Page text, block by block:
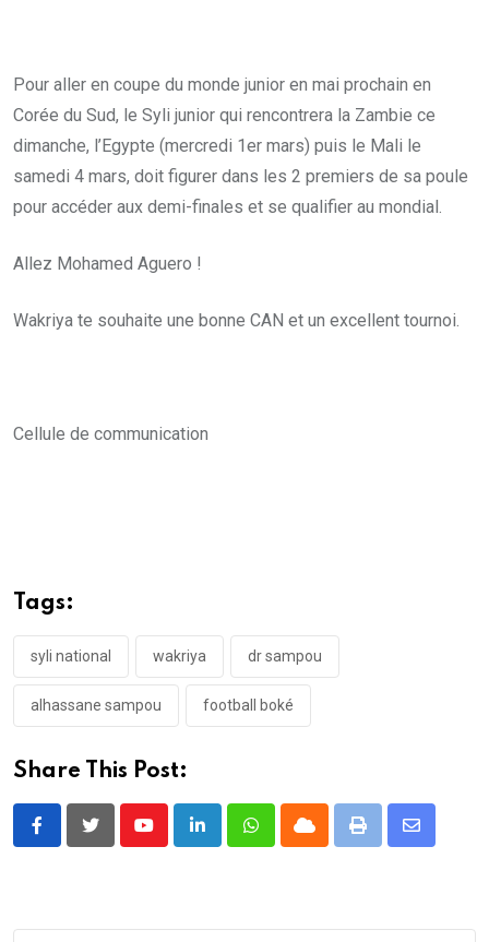
Pour aller en coupe du monde junior en mai prochain en
Corée du Sud, le Syli junior qui rencontrera la Zambie ce
dimanche, l’Egypte (mercredi 1er mars) puis le Mali le
samedi 4 mars, doit figurer dans les 2 premiers de sa poule
pour accéder aux demi-finales et se qualifier au mondial.
Allez Mohamed Aguero !
Wakriya te souhaite une bonne CAN et un excellent tournoi.
Cellule de communication
Tags:
syli national wakriya dr sampou
alhassane sampou football boké
Share This Post:
YoutubeLinkedInWhatsappCloud Print
Share